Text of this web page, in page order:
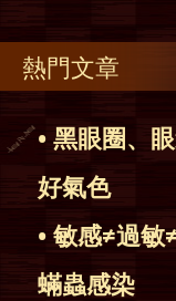
熱門文章
• 黑眼圈、
好氣色
• 敏感≠過
蟎蟲感染